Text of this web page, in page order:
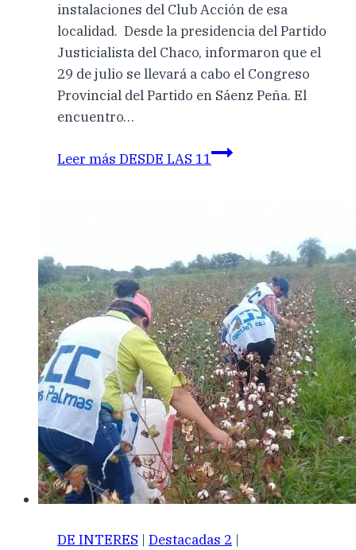
instalaciones del Club Acción de esa
localidad. Desde la presidencia del Partido
Justicialista del Chaco, informaron que el
29 de julio se llevará a cabo el Congreso
Provincial del Partido en Sáenz Peña. El
encuentro…
Leer más DESDE LAS 11
DE INTERES | Destacadas 2 |